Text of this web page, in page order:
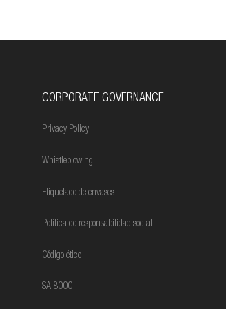
CORPORATE GOVERNANCE
Privacy Policy
Whistleblowing
Etiquetado de envases
Política de responsabilidad social
Código ético
SA 8000